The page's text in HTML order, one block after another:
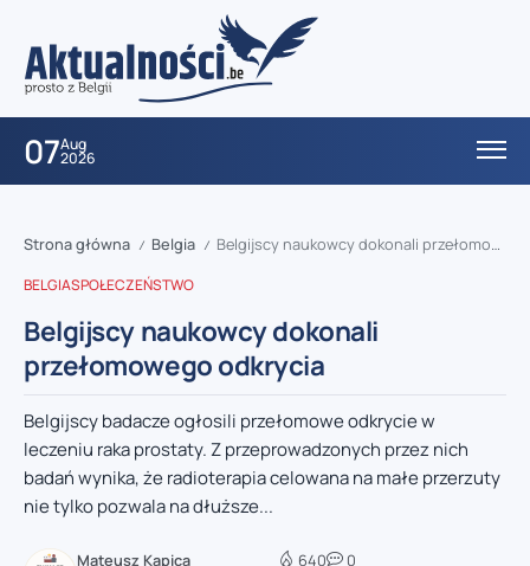
07Aug
2026
Strona główna / Belgia / Belgijscy naukowcy dokonali przełomowego odkrycia
BELGIASPOŁECZEŃSTWO
Belgijscy naukowcy dokonali
przełomowego odkrycia
Belgijscy badacze ogłosili przełomowe odkrycie w
leczeniu raka prostaty. Z przeprowadzonych przez nich
badań wynika, że radioterapia celowana na małe przerzuty
nie tylko pozwala na dłuższe...
Mateusz Kapica
640 0